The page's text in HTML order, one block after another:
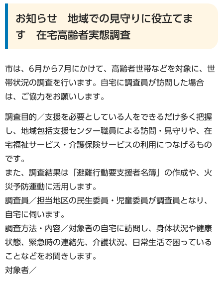
お知らせ 地域での見守りに役立てま
す 在宅高齢者実態調査
市は、6月から7月にかけて、高齢者世帯などを対象に、世
帯状況の調査を行います。自宅に調査員が訪問した場合
は、ご協力をお願いします。
調査目的／支援を必要としている人をできるだけ多く把握
し、地域包括支援センター職員による訪問・見守りや、在
宅福祉サービス・介護保険サービスの利用につなげるもの
です。
また、調査結果は「避難行動要支援者名簿」の作成や、火
災予防運動に活用します。
調査員／担当地区の民生委員・児童委員が調査員となり、
自宅に伺います。
調査方法・内容／対象者の自宅に訪問し、身体状況や健康
状態、緊急時の連絡先、介護状況、日常生活で困っている
ことなどをお聞きします。
対象者／